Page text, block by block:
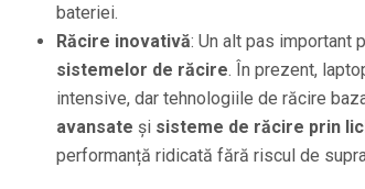
bateriei.
Răcire inovativă: Un alt pas important
sistemelor de răcire. În prezent,
intensive, dar tehnologiile de răcire
avansate și sisteme de răcire prin
performanță ridicată fără riscul de